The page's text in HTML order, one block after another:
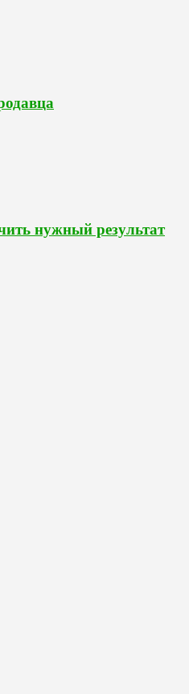
нужный результат